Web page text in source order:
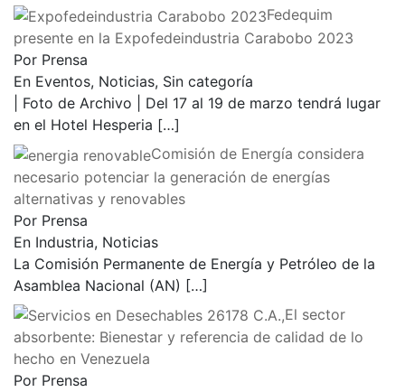
Fedequim
presente en la Expofedeindustria Carabobo 2023
Por Prensa
En Eventos, Noticias, Sin categoría
| Foto de Archivo | Del 17 al 19 de marzo tendrá lugar
en el Hotel Hesperia […]
Comisión de Energía considera
necesario potenciar la generación de energías
alternativas y renovables
Por Prensa
En Industria, Noticias
La Comisión Permanente de Energía y Petróleo de la
Asamblea Nacional (AN) […]
El sector
absorbente: Bienestar y referencia de calidad de lo
hecho en Venezuela
Por Prensa